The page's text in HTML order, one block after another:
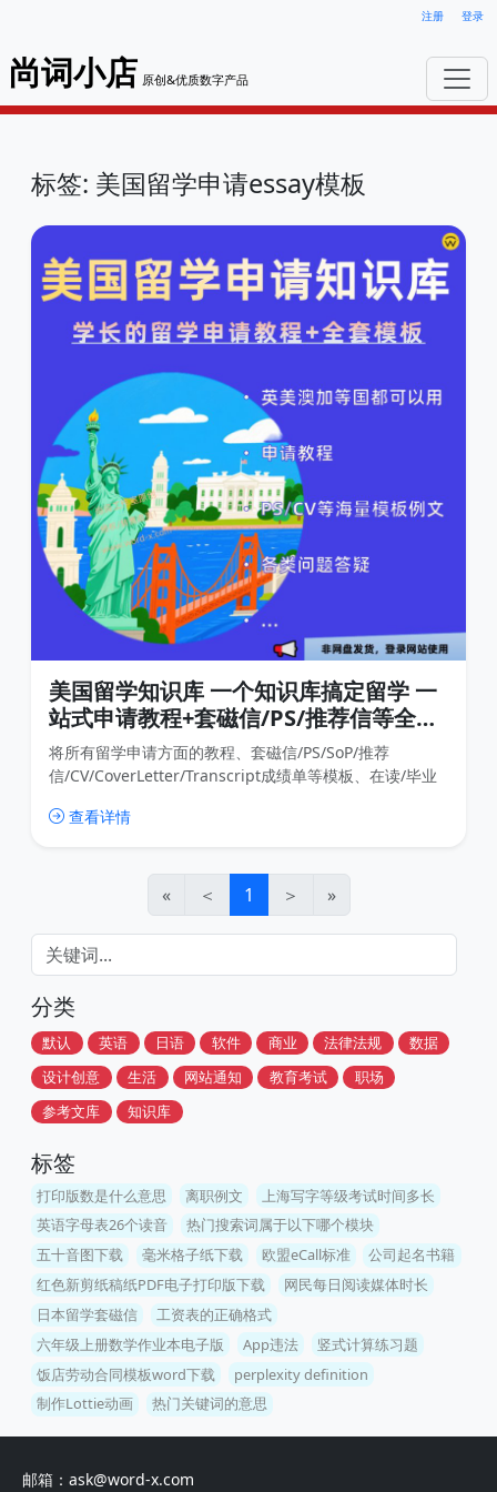
注册 登录
尚词小店 原创&优质数字产品
标签: 美国留学申请essay模板
美国留学知识库 一个知识库搞定留学 一
站式申请教程+套磁信/PS/推荐信等全套
例文+各种模板证明
将所有留学申请方面的教程、套磁信/PS/SoP/推荐
信/CV/CoverLetter/Transcript成绩单等模板、在读/毕业
更新内容，用户也可以随时查找内容，比传统的网盘分享
查看详情
« ＜ 1 ＞ »
分类
默认 英语 日语 软件 商业 法律法规
数据
设计创意
生活 网站通知 教育考试
职场
参考文库
知识库
标签
打印版数是什么意思 离职例文
上海写字等级考试时间多长
英语字母表26个读音
热门搜索词属于以下哪个模块
五十音图下载
毫米格子纸下载 欧盟eCall标准
公司起名书籍
红色新剪纸稿纸PDF电子打印版下载
网民每日阅读媒体时长
日本留学套磁信
工资表的正确格式
六年级上册数学作业本电子版
App违法
竖式计算练习题
饭店劳动合同模板word下载
perplexity definition
制作Lottie动画
热门关键词的意思
邮箱：ask@word-x.com